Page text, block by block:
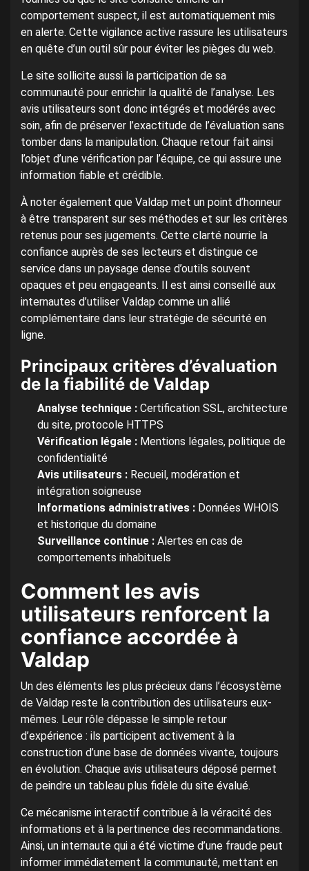
comportement suspect, il est automatiquement mis
en alerte. Cette vigilance active rassure les utilisateurs
en quête d’un outil sûr pour éviter les pièges du web.
Le site sollicite aussi la participation de sa
communauté pour enrichir la qualité de l’analyse. Les
avis utilisateurs sont donc intégrés et modérés avec
soin, afin de préserver l’exactitude de l’évaluation sans
tomber dans la manipulation. Chaque retour fait ainsi
l’objet d’une vérification par l’équipe, ce qui assure une
information fiable et crédible.
À noter également que Valdap met un point d’honneur
à être transparent sur ses méthodes et sur les critères
retenus pour ses jugements. Cette clarté nourrie la
confiance auprès de ses lecteurs et distingue ce
service dans un paysage dense d’outils souvent
opaques et peu engageants. Il est ainsi conseillé aux
internautes d’utiliser Valdap comme un allié
complémentaire dans leur stratégie de sécurité en
ligne.
Principaux critères d’évaluation
de la fiabilité de Valdap
Analyse technique : Certification SSL, architecture
du site, protocole HTTPS
Vérification légale : Mentions légales, politique de
confidentialité
Avis utilisateurs : Recueil, modération et
intégration soigneuse
Informations administratives : Données WHOIS
et historique du domaine
Surveillance continue : Alertes en cas de
comportements inhabituels
Comment les avis
utilisateurs renforcent la
confiance accordée à
Valdap
Un des éléments les plus précieux dans l’écosystème
de Valdap reste la contribution des utilisateurs eux-
mêmes. Leur rôle dépasse le simple retour
d’expérience : ils participent activement à la
construction d’une base de données vivante, toujours
en évolution. Chaque avis utilisateurs déposé permet
de peindre un tableau plus fidèle du site évalué.
Ce mécanisme interactif contribue à la véracité des
informations et à la pertinence des recommandations.
Ainsi, un internaute qui a été victime d’une fraude peut
informer immédiatement la communauté, mettant en